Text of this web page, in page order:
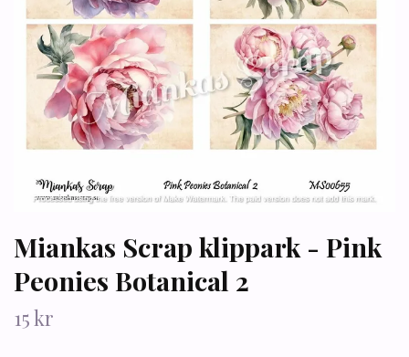
Miankas Scrap klippark - Pink
Peonies Botanical 2
15 kr